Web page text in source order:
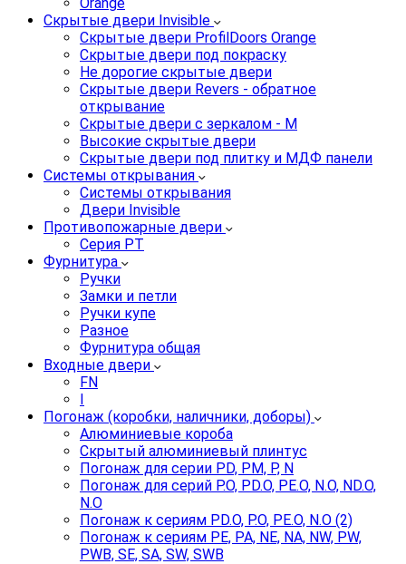
Скрытые двери Invisible
Скрытые двери ProfilDoors Orange
Скрытые двери под покраску
Не дорогие скрытые двери
Скрытые двери Revers - обратное
открывание
Скрытые двери с зеркалом - M
Высокие скрытые двери
Скрытые двери под плитку и МДФ панели
Системы открывания
Системы открывания
Двери Invisible
Противопожарные двери
Серия PT
Фурнитура
Ручки
Замки и петли
Ручки купе
Разное
Фурнитура общая
Входные двери
FN
I
Погонаж (коробки, наличники, доборы)
Алюминиевые короба
Скрытый алюминиевый плинтус
Погонаж для серии PD, PM, P, N
Погонаж для серий P.O, PD.O, PE.O, N.O, ND.O,
N.O
Погонаж к сериям PD.O, P.O, PE.O, N.O (2)
Погонаж к сериям PE, PA, NE, NA, NW, PW,
PWB, SE, SA, SW, SWB